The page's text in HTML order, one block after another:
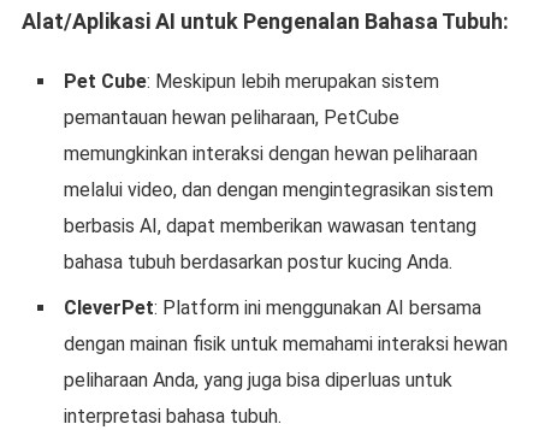
Alat/Aplikasi AI untuk Pengenalan Bahasa Tubuh:
Pet Cube: Meskipun lebih merupakan sistem
pemantauan hewan peliharaan, PetCube
memungkinkan interaksi dengan hewan peliharaan
melalui video, dan dengan mengintegrasikan sistem
berbasis AI, dapat memberikan wawasan tentang
bahasa tubuh berdasarkan postur kucing Anda.
CleverPet: Platform ini menggunakan AI bersama
dengan mainan fisik untuk memahami interaksi hewan
peliharaan Anda, yang juga bisa diperluas untuk
interpretasi bahasa tubuh.